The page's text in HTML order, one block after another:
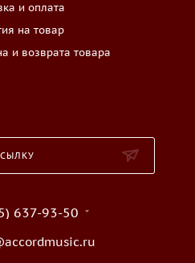
и оплата
на товар
и возврата товара
637-93-50